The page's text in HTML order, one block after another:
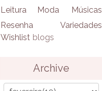
Leitura
Moda
Músicas
Resenha
Variedades
Wishlist blogs
Archive